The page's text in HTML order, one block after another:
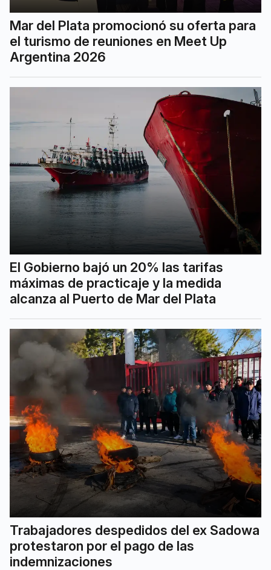
Mar del Plata promocionó su oferta para
el turismo de reuniones en Meet Up
Argentina 2026
El Gobierno bajó un 20% las tarifas
máximas de practicaje y la medida
alcanza al Puerto de Mar del Plata
Trabajadores despedidos del ex Sadowa
protestaron por el pago de las
indemnizaciones